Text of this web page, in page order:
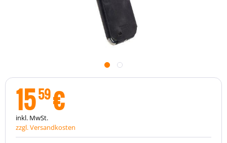
1559€
inkl. MwSt.
zzgl. Versandkosten